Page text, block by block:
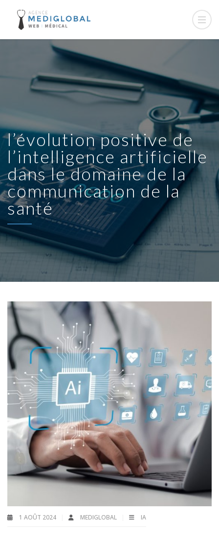
l’évolution positive de
l’intelligence artificielle
dans le domaine de la
communication de la
santé
1 AOÛT 2024 MEDIGLOBAL IA